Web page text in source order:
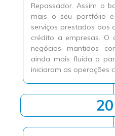
Repassador. Assim o
mais o seu portfólio
serviços prestados aos
crédito a empresas. O
negócios mantidos
ainda mais fluida a
iniciaram as operações